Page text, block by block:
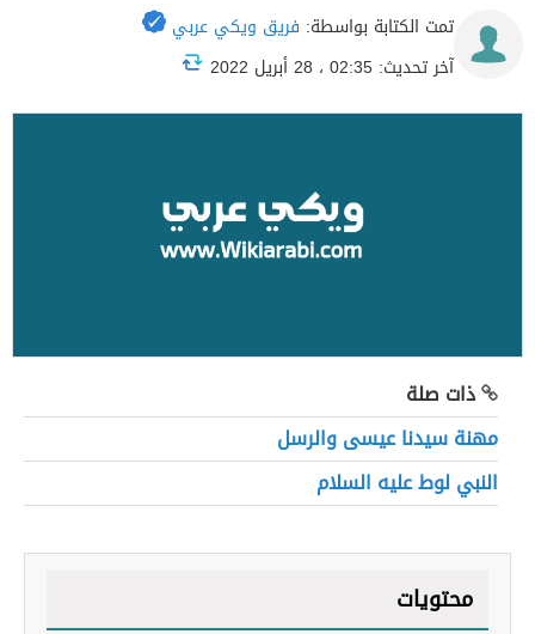
تمت الكتابة بواسطة: فريق ويكي عربي
آخر تحديث: 02:35 ، 28 أبريل 2022
ذات صلة
مهنة سيدنا عيسى والرسل
النبي لوط عليه السلام
محتويات